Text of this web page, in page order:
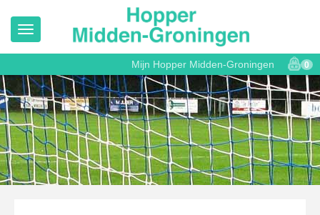
Mijn Hopper Midden-Groningen 0